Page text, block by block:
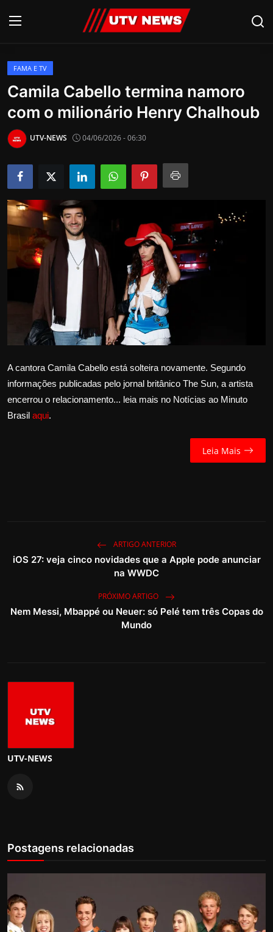
AO VIVO
PIRACICABA
CAMPINAS
LIMEIRA
ESPIRITO SANTO
Economia
Cultura
Internacional
APOIE
Educação
Justiça
FAMA E TV
Camila Cabello termina namoro
com o milionário Henry Chalhoub
UTV-NEWS 04/06/2026 - 06:30
A cantora Camila Cabello está solteira novamente. Segundo
informações publicadas pelo jornal britânico The Sun, a artista
encerrou o relacionamento... leia mais no Notícias ao Minuto
Brasil aqui.
Leia Mais
ARTIGO ANTERIOR
iOS 27: veja cinco novidades que a Apple pode anunciar
na WWDC
PRÓXIMO ARTIGO
Nem Messi, Mbappé ou Neuer: só Pelé tem três Copas do
Mundo
UTV-NEWS
Postagens relacionadas